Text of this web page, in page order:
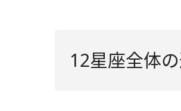
12星座全体